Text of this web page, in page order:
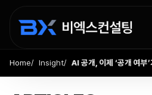
Home Insight AI 공개, 이제 ‘공개 여부